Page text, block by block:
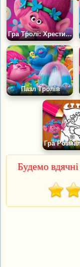
Гра Тролі: Хрестики-нулики
Пазл Тролів
Будемо